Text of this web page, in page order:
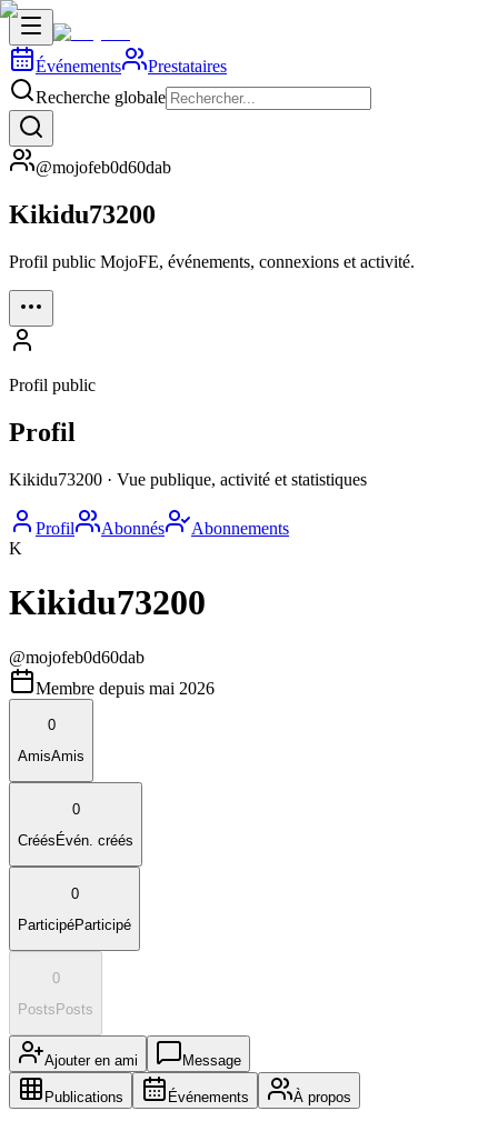
Événements
Prestataires
Recherche globale
@mojofeb0d60dab
Kikidu73200
Profil public MojoFE, événements, connexions et activité.
Profil public
Profil
Kikidu73200 · Vue publique, activité et statistiques
Profil Abonnés
Abonnements
K
Kikidu73200
@mojofeb0d60dab
Membre depuis mai 2026
0
AmisAmis
0
Créés Évén. créés
0
ParticipéParticipé
0
Posts Posts
Ajouter en ami Message
Publications Événements À propos